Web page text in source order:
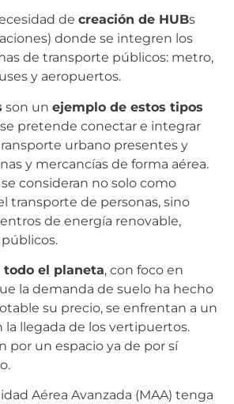
de creación de HUBs
donde se integren los
de transporte públicos: metro,
y aeropuertos.
son un ejemplo de estos tipos
pretende conectar e integrar
urbano presentes y
y mercancías de forma aérea.
consideran no solo como
transporte de personas, sino
de energía renovable,
todo el planeta, con foco en
la demanda de suelo ha hecho
su precio, se enfrentan a un
la llegada de los vertipuertos.
por un espacio ya de por sí
Aérea Avanzada (MAA) tenga